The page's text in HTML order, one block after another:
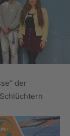
der